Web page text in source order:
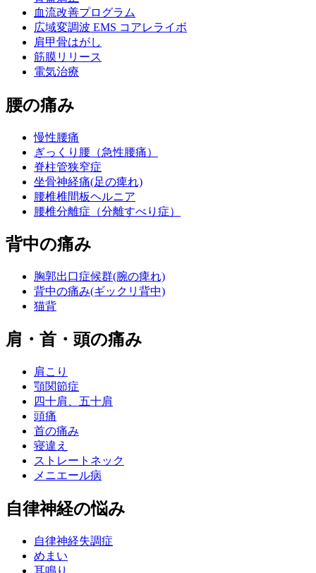
血流改善プログラム
広域変調波 EMS コアレライボ
肩甲骨はがし
筋膜リリース
電気治療
腰の痛み
慢性腰痛
ぎっくり腰（急性腰痛）
脊柱管狭窄症
坐骨神経痛(足の痺れ)
腰椎椎間板ヘルニア
腰椎分離症（分離すべり症）
背中の痛み
胸郭出口症候群(腕の痺れ)
背中の痛み(ギックリ背中)
猫背
肩・首・頭の痛み
肩こり
顎関節症
四十肩、五十肩
頭痛
首の痛み
寝違え
ストレートネック
メニエール病
自律神経の悩み
自律神経失調症
めまい
耳鳴り